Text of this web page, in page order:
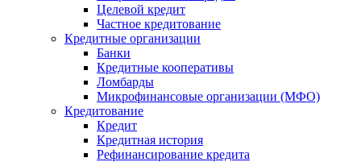
Целевой кредит
Частное кредитование
Кредитные организации
Банки
Кредитные кооперативы
Ломбарды
Микрофинансовые организации (МФО)
Кредитование
Кредит
Кредитная история
Рефинансирование кредита